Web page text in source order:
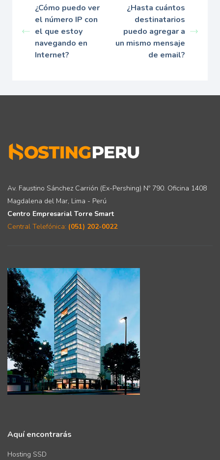
¿Cómo puedo ver
el número IP con
el que estoy
navegando en
Internet?
¿Hasta cuántos
destinatarios
puedo agregar a
un mismo mensaje
de email?
Av. Faustino Sánchez Carrión (Ex-Pershing) Nº 790. Oficina 1408
Magdalena del Mar, Lima - Perú
Centro Empresarial Torre Smart
Central Telefónica: (051) 202-0022
Aquí encontrarás
Hosting SSD